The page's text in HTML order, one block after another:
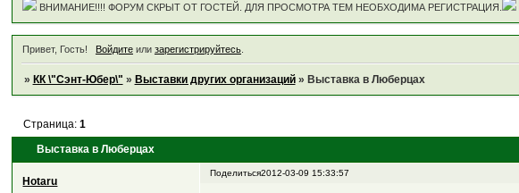
ВНИМАНИЕ!!!! ФОРУМ СКРЫТ ОТ ГОСТЕЙ. ДЛЯ ПРОСМОТРА ТЕМ НЕОБХОДИМА РЕГИСТРАЦИЯ.
Привет, Гость! Войдитеили зарегистрируйтесь.
» КК \"Сэнт-Юбер\" » Выставки других организаций » Выставка в Люберцах
Выставка в Люберцах
Страница: 1
Поделиться2012-03-09 15:33:57
Hotaru